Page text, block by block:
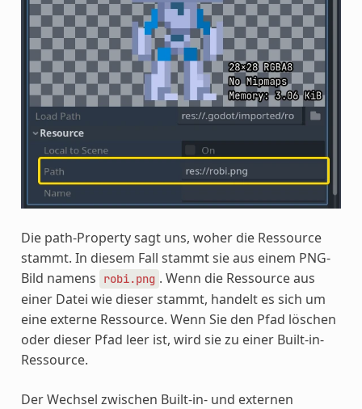
Die path-Property sagt uns, woher die Ressource
stammt. In diesem Fall stammt sie aus einem PNG-
Bild namens
robi.png . Wenn die Ressource aus
einer Datei wie dieser stammt, handelt es sich um
eine externe Ressource. Wenn Sie den Pfad löschen
oder dieser Pfad leer ist, wird sie zu einer Built-in-
Ressource.
Der Wechsel zwischen Built-in- und externen